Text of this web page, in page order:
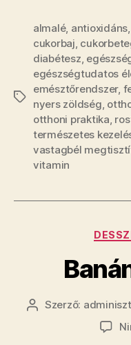
Címkék
almalé, antioxidáns
cukorbaj
diabétesz
egészségtudatos
emésztőrendszer,
nyers zöldség
otthoni praktika
természetes
vastagbél
vitamin
Bejegyzés
Szerző: